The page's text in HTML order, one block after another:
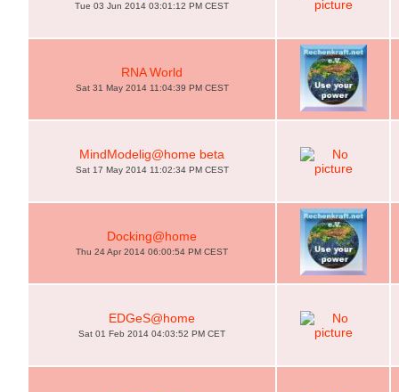
Tue 03 Jun 2014 03:01:12 PM CEST
RNA World
Sat 31 May 2014 11:04:39 PM CEST
MindModelig@home beta
Sat 17 May 2014 11:02:34 PM CEST
Docking@home
Thu 24 Apr 2014 06:00:54 PM CEST
EDGeS@home
Sat 01 Feb 2014 04:03:52 PM CET